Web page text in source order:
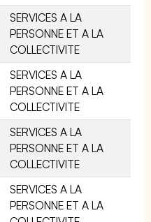
SERVICES A LA
PERSONNE ET A LA
COLLECTIVITE
SERVICES A LA
PERSONNE ET A LA
COLLECTIVITE
SERVICES A LA
PERSONNE ET A LA
COLLECTIVITE
SERVICES A LA
PERSONNE ET A LA